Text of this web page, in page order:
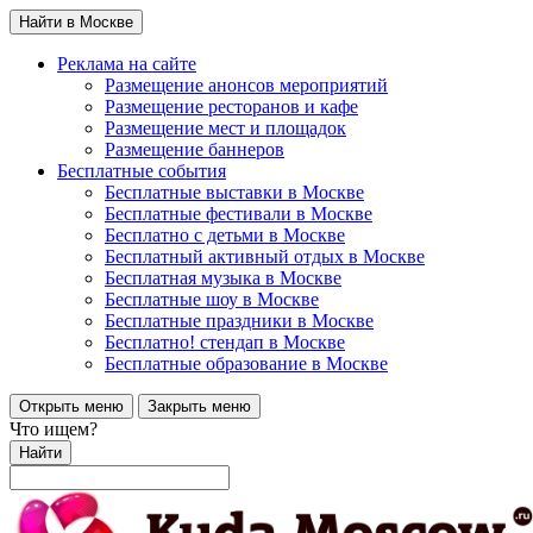
Найти в Москве
Реклама на сайте
Размещение анонсов мероприятий
Размещение ресторанов и кафе
Размещение мест и площадок
Размещение баннеров
Бесплатные события
Бесплатные выставки в Москве
Бесплатные фестивали в Москве
Бесплатно с детьми в Москве
Бесплатный активный отдых в Москве
Бесплатная музыка в Москве
Бесплатные шоу в Москве
Бесплатные праздники в Москве
Бесплатно! стендап в Москве
Бесплатные образование в Москве
Открыть меню Закрыть меню
Что ищем?
Найти